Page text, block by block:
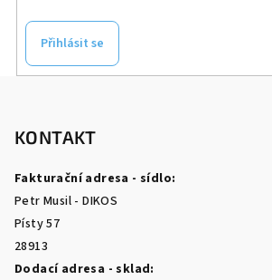
Přihlásit se
KONTAKT
Fakturační adresa - sídlo:
Petr Musil - DIKOS
Písty 57
28913
Dodací adresa - sklad: